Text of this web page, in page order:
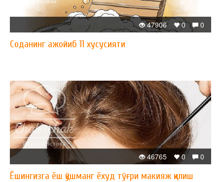
0
0
47906
​Соданинг ажойиб 11 хусусияти
0
0
46765
Ёшингизга ёш қўшманг ёхуд тўғри макияж қилиш